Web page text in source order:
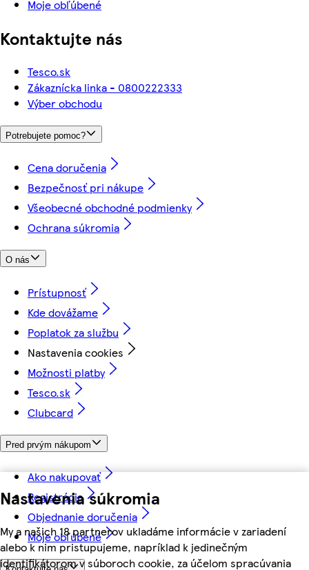
Nastavenia súkromia
My a našich 18 partnerov ukladáme informácie v zariadení
alebo k nim pristupujeme, napríklad k jedinečným
identifikátorom v súboroch cookie, za účelom spracúvania
Moje obľúbené
Kontaktujte nás
Tesco.sk
Zákaznícka linka - 0800222333
Výber obchodu
Potrebujete pomoc?
Cena doručenia
Bezpečnosť pri nákupe
Všeobecné obchodné podmienky
Ochrana súkromia
O nás
Prístupnosť
Kde dovážame
Poplatok za službu
Nastavenia cookies
Možnosti platby
Tesco.sk
Clubcard
Pred prvým nákupom
Ako nakupovať
Registrácia
Objednanie doručenia
Moje obľúbené